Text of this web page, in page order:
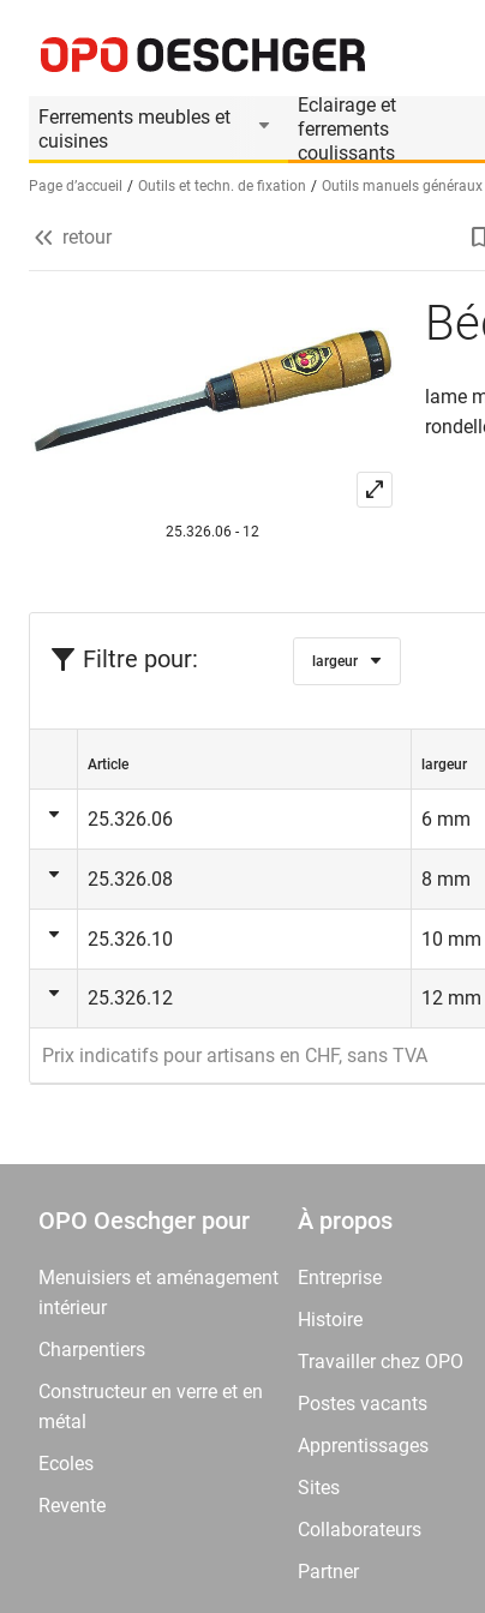
Ferrements meubles et
cuisines
Eclairage et
ferrements
coulissants
Sélectionnez une langue (FR)
Page d’accueil Outils et techn. de fixation Outils manuels généraux
Informations produit
retour
25.326.06 - 12
lame
Filtre pour: largeur
Article largeur
25.326.06 6 mm
25.326.08 8 mm
25.326.10 10 mm
25.326.12 12 mm
Prix indicatifs pour artisans en CHF, sans TVA
OPO Oeschger pour
Menuisiers et aménagement
intérieur
Charpentiers
Constructeur en verre et en
métal
Ecoles
Revente
À propos
Entreprise
Histoire
Travailler chez OPO
Postes vacants
Apprentissages
Sites
Collaborateurs
Partner